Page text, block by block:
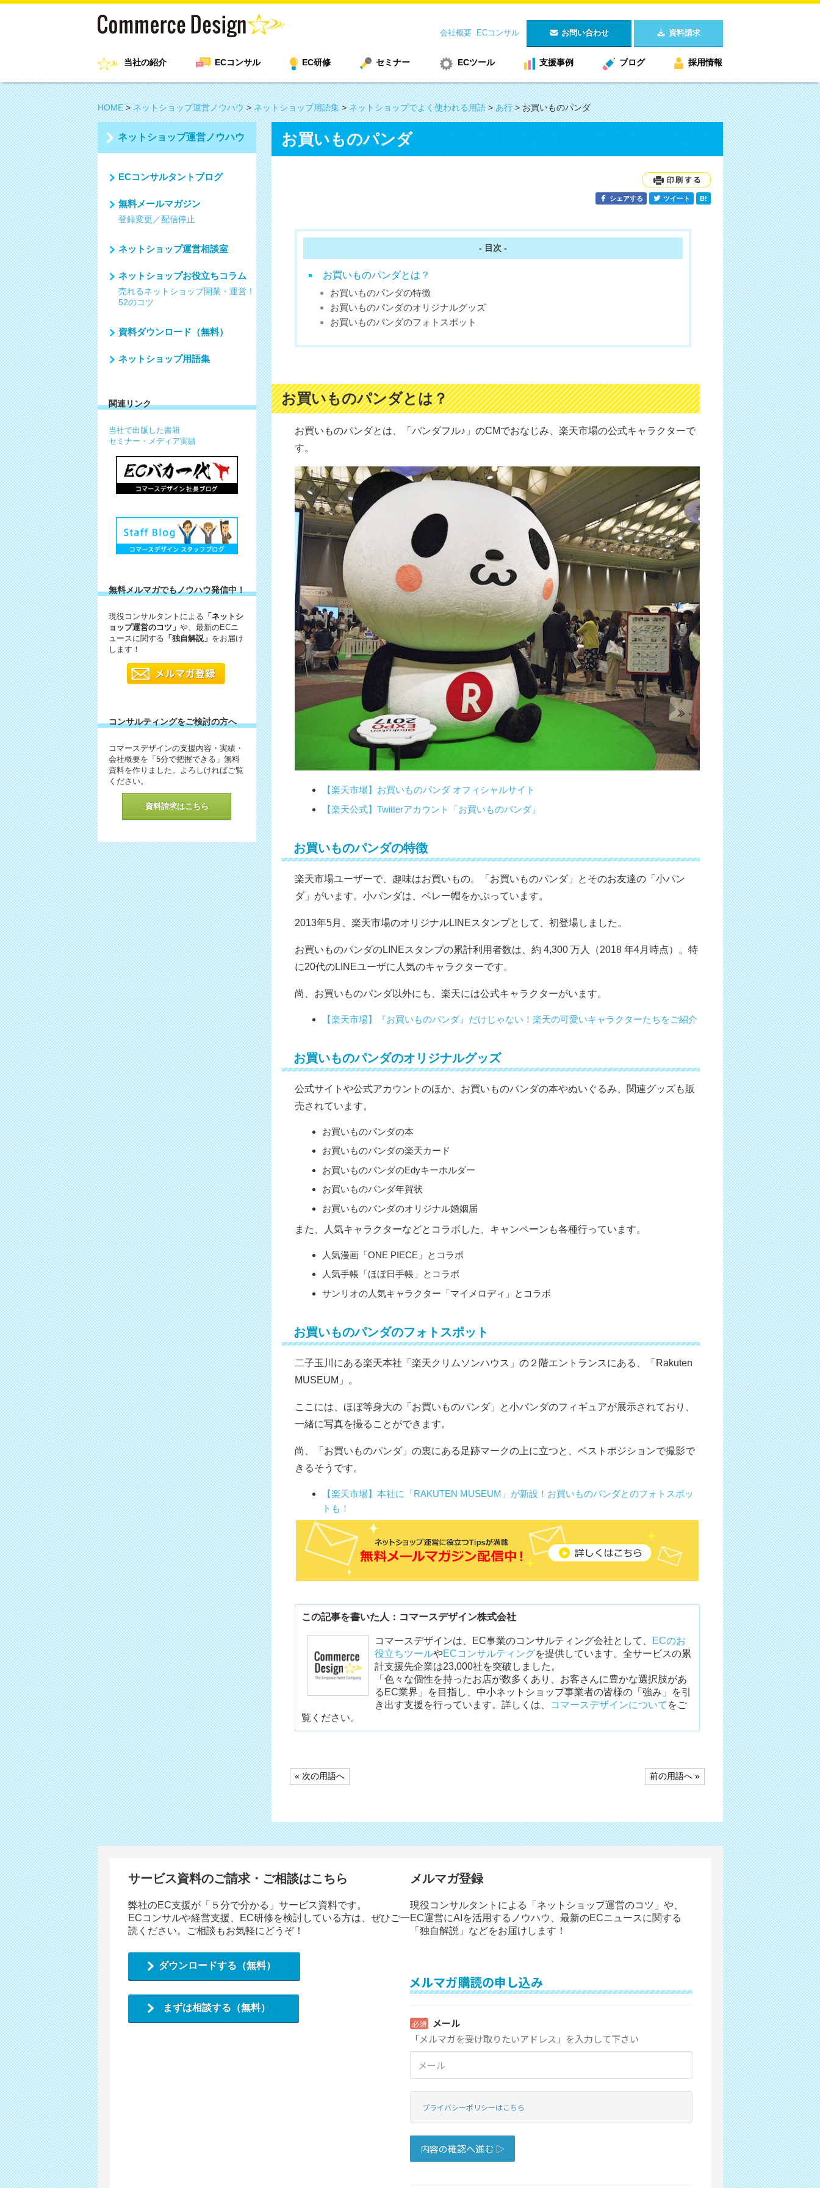
会社概要 ECコンサル お問い合わせ 資料請求
当社の紹介 ECコンサル EC研修 セミナー ECツール 支援事例 ブログ 採用情報
HOME>ネットショップ運営ノウハウ>ネットショップ用語集>ネットショップでよく使われる用語>あ行>お買いものパンダ
お買いものパンダ
シェアする ツイート B!
- 目次 -
お買いものパンダとは？
お買いものパンダの特徴
お買いものパンダのオリジナルグッズ
お買いものパンダのフォトスポット
お買いものパンダとは？
お買いものパンダとは、「パンダフル♪」のCMでおなじみ、楽天市場の公式キャラクターで
す。
【楽天市場】お買いものパンダ オフィシャルサイト
【楽天公式】Twitterアカウント「お買いものパンダ」
お買いものパンダの特徴
楽天市場ユーザーで、趣味はお買いもの。「お買いものパンダ」とそのお友達の「小パン
ダ」がいます。小パンダは、ベレー帽をかぶっています。
2013年5月、楽天市場のオリジナルLINEスタンプとして、初登場しました。
お買いものパンダのLINEスタンプの累計利用者数は、約 4,300 万人（2018 年4月時点）。特
に20代のLINEユーザに人気のキャラクターです。
尚、お買いものパンダ以外にも、楽天には公式キャラクターがいます。
【楽天市場】『お買いものパンダ』だけじゃない！楽天の可愛いキャラクターたちをご紹介
お買いものパンダのオリジナルグッズ
公式サイトや公式アカウントのほか、お買いものパンダの本やぬいぐるみ、関連グッズも販
売されています。
お買いものパンダの本
お買いものパンダの楽天カード
お買いものパンダのEdyキーホルダー
お買いものパンダ年賀状
お買いものパンダのオリジナル婚姻届
また、人気キャラクターなどとコラボした、キャンペーンも各種行っています。
人気漫画「ONE PIECE」とコラボ
人気手帳「ほぼ日手帳」とコラボ
サンリオの人気キャラクター「マイメロディ」とコラボ
お買いものパンダのフォトスポット
二子玉川にある楽天本社「楽天クリムソンハウス」の２階エントランスにある、「Rakuten
MUSEUM」。
ここには、ほぼ等身大の「お買いものパンダ」と小パンダのフィギュアが展示されており、
一緒に写真を撮ることができます。
尚、「お買いものパンダ」の裏にある足跡マークの上に立つと、ベストポジションで撮影で
きるそうです。
【楽天市場】本社に「RAKUTEN MUSEUM」が新設！お買いものパンダとのフォトスポッ
トも！
この記事を書いた人：コマースデザイン株式会社
コマースデザインは、EC事業のコンサルティング会社として、
ECのお
役立ちツールやECコンサルティングを提供しています。全サービスの累
計支援先企業は23,000社を突破しました。
「色々な個性を持ったお店が数多くあり、お客さんに豊かな選択肢があ
るEC業界」を目指し、中小ネットショップ事業者の皆様の「強み」を引
き出す支援を行っています。詳しくは、
コマースデザインについて をご
覧ください。
投
稿
ナ
ビ
ゲ
ー
シ
ョ
« 次の用語へ 前の用語へ »
ネットショップ運営ノウハウ
ECコンサルタントブログ
無料メールマガジン
登録変更／配信停止
ネットショップ運営相談室
ネットショップお役立ちコラム
売れるネットショップ開業・運営！
52のコツ
資料ダウンロード（無料）
ネットショップ用語集
関連リンク
当社で出版した書籍
セミナー・メディア実績
無料メルマガでもノウハウ発信中！
現役コンサルタントによる 「ネットシ
ョップ運営のコツ」 や、最新のECニ
ュースに関する 「独自解説」 をお届け
します！
コンサルティングをご検討の方へ
コマースデザインの支援内容・実績・
会社概要を「5分で把握できる」無料
資料を作りました。よろしければご覧
ください。
資料請求はこちら
サービス資料のご請求・ご相談はこちら
弊社のEC支援が「５分で分かる」サービス資料です。
ECコンサルや経営支援、EC研修を検討している方は、ぜひご一
読ください。ご相談もお気軽にどうぞ！
ダウンロードする（無料）
まずは相談する（無料）
メルマガ登録
現役コンサルタントによる「ネットショップ運営のコツ」や、
EC運営にAIを活用するノウハウ、最新のECニュースに関する
「独自解説」などをお届けします！